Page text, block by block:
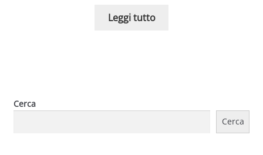
Leggi tutto
Cerca
Cerca